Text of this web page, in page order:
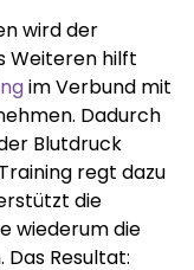
wird der
Weiteren hilft
im Verbund mit
Dadurch
Blutdruck
regt dazu
die
wiederum die
Resultat: